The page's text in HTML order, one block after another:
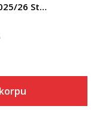
Nike Los Angeles Lakers 2025/26 Statement Edition